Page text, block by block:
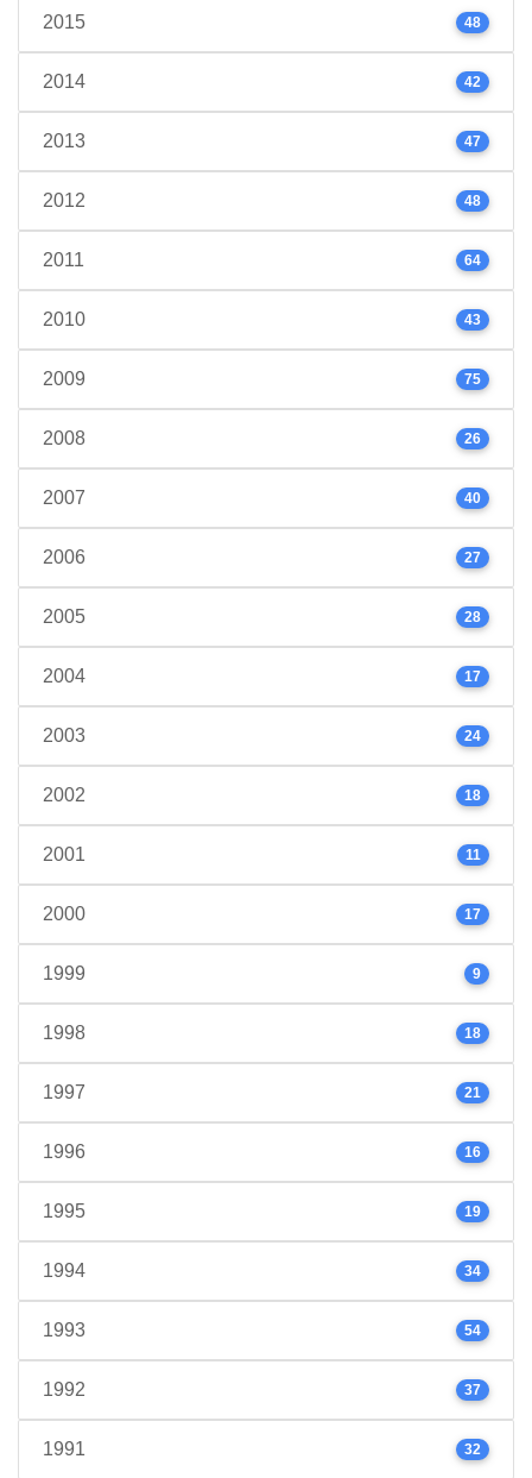
2015 48
2014 42
2013 47
2012 48
2011 64
2010 43
2009 75
2008 26
2007 40
2006 27
2005 28
2004 17
2003 24
2002 18
2001 11
2000 17
1999 9
1998 18
1997 21
1996 16
1995 19
1994 34
1993 54
1992 37
1991 32